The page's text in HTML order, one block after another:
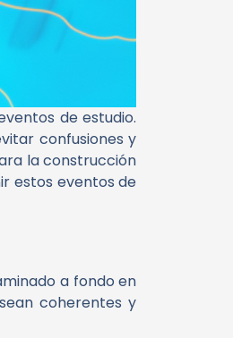
de estudio.
confusiones y
la construcción
estos eventos de
a fondo en
coherentes y